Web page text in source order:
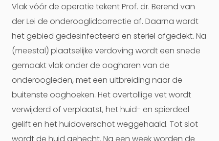
Vlak vóór de operatie tekent Prof. dr. Berend van
der Lei de onderooglidcorrectie af. Daarna wordt
het gebied gedesinfecteerd en steriel afgedekt. Na
(meestal) plaatselijke verdoving wordt een snede
gemaakt vlak onder de oogharen van de
onderoogleden, met een uitbreiding naar de
buitenste ooghoeken. Het overtollige vet wordt
verwijderd of verplaatst, het huid- en spierdeel
gelift en het huidoverschot weggehaald. Tot slot